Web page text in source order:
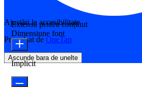
Ajustări la accesibilitate
Propulsat de OneTap
Ascunde bara de unelte
Extensii pentru conținut
Dimensiune font
Implicit